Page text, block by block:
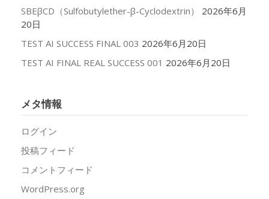
SBEβCD（Sulfobutylether-β-Cyclodextrin）
2026年6月
20日
TEST AI SUCCESS FINAL 003 2026年6月20日
TEST AI FINAL REAL SUCCESS 001 2026年6月20日
メタ情報
ログイン
投稿フィード
コメントフィード
WordPress.org